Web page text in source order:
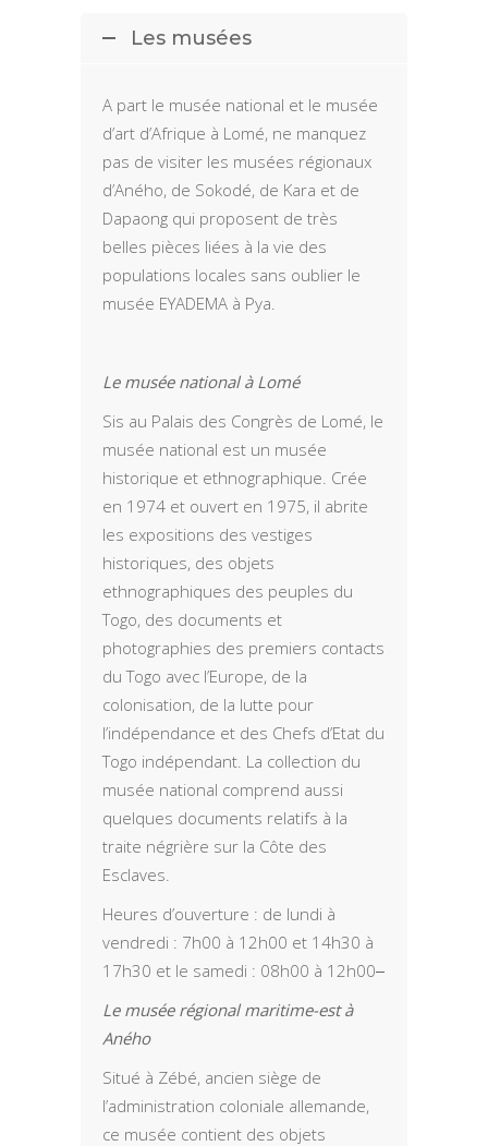
Les musées
A part le musée national et le musée
d’art d’Afrique à Lomé, ne manquez
pas de visiter les musées régionaux
d’Aného, de Sokodé, de Kara et de
Dapaong qui proposent de très
belles pièces liées à la vie des
populations locales sans oublier le
musée EYADEMA à Pya.
Le musée national à Lomé
Sis au Palais des Congrès de Lomé, le
musée national est un musée
historique et ethnographique. Crée
en 1974 et ouvert en 1975, il abrite
les expositions des vestiges
historiques, des objets
ethnographiques des peuples du
Togo, des documents et
photographies des premiers contacts
du Togo avec l’Europe, de la
colonisation, de la lutte pour
l’indépendance et des Chefs d’Etat du
Togo indépendant. La collection du
musée national comprend aussi
quelques documents relatifs à la
traite négrière sur la Côte des
Esclaves.
Heures d’ouverture : de lundi à
vendredi : 7h00 à 12h00 et 14h30 à
17h30 et le samedi : 08h00 à 12h00
Le musée régional maritime-est à
Aného
Situé à Zébé, ancien siège de
l’administration coloniale allemande,
ce musée contient des objets